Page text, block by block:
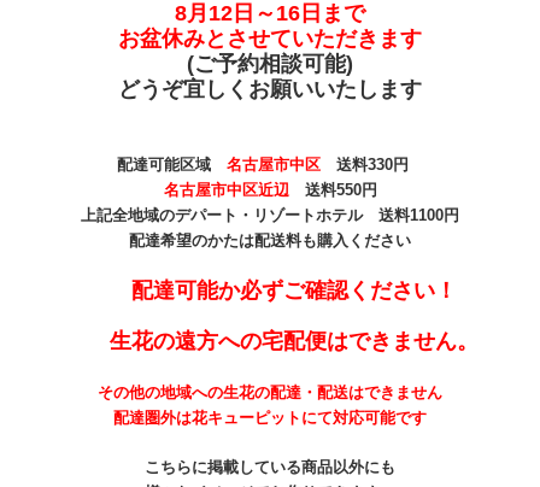
8月12日～16日まで
お盆休みとさせていただきます
(ご予約相談可能)
どうぞ宜しくお願いいたします
配達可能区域 名古屋市中区送料330円
名古屋市中区近辺送料550円
上記全地域のデパート・リゾートホテル 送料1100円
配達希望のかたは配送料も購入ください
配達可能か必ずご確認ください！
生花の遠方への宅配便はできません。
その他の地域への生花の配達・配送はできません
配達圏外は花キューピットにて対応可能です
こちらに掲載している商品以外にも